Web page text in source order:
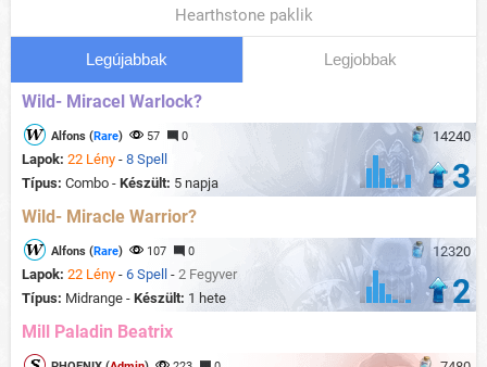
Hearthstone paklik
Legújabbak Legjobbak
Wild- Miracel Warlock?
14240
Alfons (Rare) 57 0
Lapok: 22 Lény - 8 Spell
Típus: Combo - Készült: 5 napja 3
Wild- Miracle Warrior?
12320
Alfons (Rare) 107 0
Lapok: 22 Lény - 6 Spell - 2 Fegyver
Típus: Midrange - Készült: 1 hete 2
Mill Paladin Beatrix